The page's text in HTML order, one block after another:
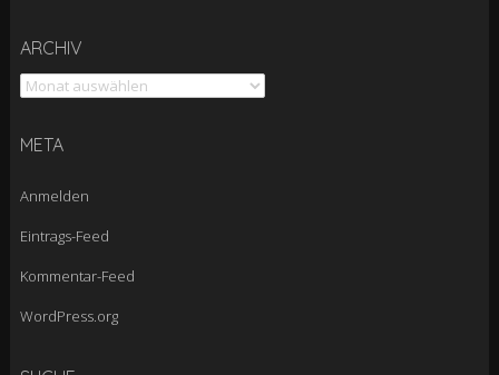
ARCHIV
Archiv
META
Anmelden
Eintrags-Feed
Kommentar-Feed
WordPress.org